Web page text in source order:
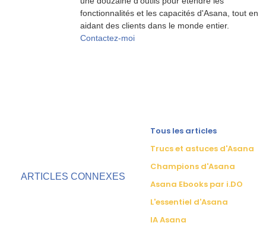
fonctionnalités et les capacités d'Asana, tout en
aidant des clients dans le monde entier.
Contactez-moi
ARTICLES CONNEXES
Tous les articles
Trucs et astuces d'Asana
Champions d'Asana
Asana Ebooks par i.DO
L'essentiel d'Asana
IA Asana